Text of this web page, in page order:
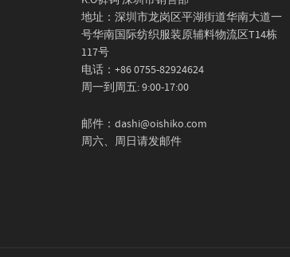
地址：深圳市龙岗区平湖街道华南大道一
号华南国际纺织服装原辅料物流区T14栋
117号
电话：+86 0755-82924624
周一到周五: 9:00-17:00
邮件：dashi@oishiko.com
周六、周日请发邮件